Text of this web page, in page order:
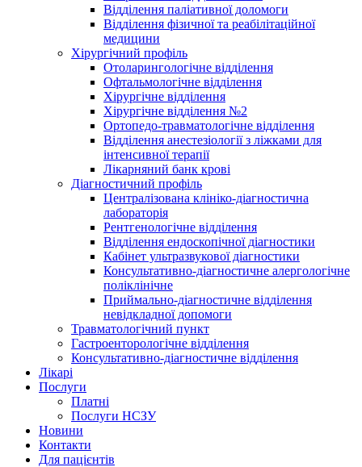
Відділення паліативної доломоги
Відділення фізичної та реабілітаційної
медицини
Хірургічний профіль
Отоларингологічне відділення
Офтальмологічне відділення
Хірургічне відділення
Хірургічне відділення №2
Ортопедо-травматологічне відділення
Відділення анестезіології з ліжками для
інтенсивної терапії
Лікарняний банк крові
Діагностичний профіль
Централізована клініко-діагностична
лабораторія
Рентгенологічне відділення
Відділення ендоскопічної діагностики
Кабінет ультразвукової діагностики
Консультативно-діагностичне алергологічне
поліклінічне
Приймально-діагностичне відділення
невідкладної допомоги
Травматологічний пункт
Гастроенторологічне відділення
Консультативно-діагностичне відділення
Лікарі
Послуги
Платні
Послуги НСЗУ
Новини
Контакти
Для пацієнтів